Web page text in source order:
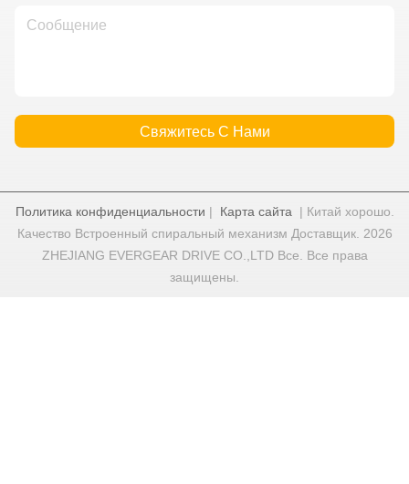
Свяжитесь С Нами
Политика конфиденциальности | Карта сайта | Китай хорошо.
Качество Встроенный спиральный механизм Доставщик. 2026
ZHEJIANG EVERGEAR DRIVE CO.,LTD Все. Все права
защищены.